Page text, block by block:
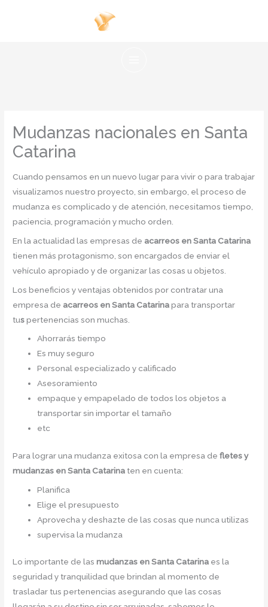
Mudanzas nacionales en Santa
Catarina
Cuando pensamos en un nuevo lugar para vivir o para trabajar
visualizamos nuestro proyecto, sin embargo, el proceso de
mudanza es complicado y de atención, necesitamos tiempo,
paciencia, programación y mucho orden.
En la actualidad las empresas de acarreos en Santa Catarina
tienen más protagonismo, son encargados de enviar el
vehículo apropiado y de organizar las cosas u objetos.
Los beneficios y ventajas obtenidos por contratar una
empresa de acarreos en Santa Catarinapara transportar
tuspertenencias son muchas.
Ahorrarás tiempo
Es muy seguro
Personal especializado y calificado
Asesoramiento
empaque y empapelado de todos los objetos a
transportar sin importar el tamaño
etc
Para lograr una mudanza exitosa con la empresa defletes y
mudanzas en Santa Catarina ten en cuenta:
Planifica
Elige el presupuesto
Aprovecha y deshazte de las cosas que nunca utilizas
supervisa la mudanza
Lo importante de lasmudanzas en Santa Catarina es la
seguridad y tranquilidad que brindan al momento de
trasladar tus pertenencias asegurando que las cosas